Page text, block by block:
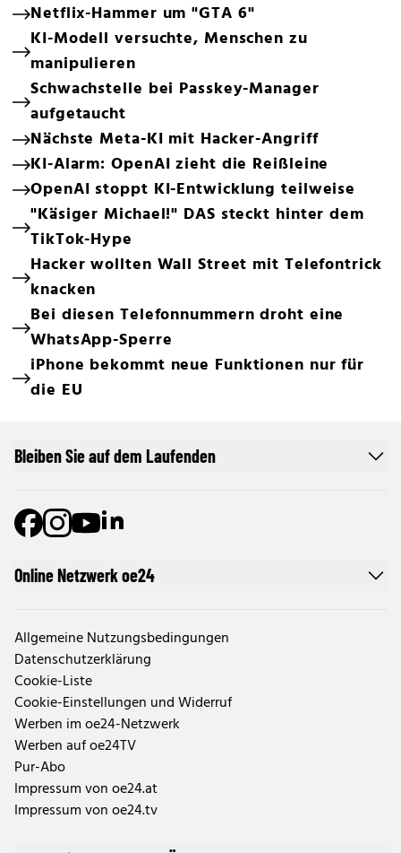
Netflix-Hammer um "GTA 6"
KI-Modell versuchte, Menschen zu
manipulieren
Schwachstelle bei Passkey-Manager
aufgetaucht
Nächste Meta-KI mit Hacker-Angriff
KI-Alarm: OpenAI zieht die Reißleine
OpenAI stoppt KI-Entwicklung teilweise
"Käsiger Michael!" DAS steckt hinter dem
TikTok-Hype
Hacker wollten Wall Street mit Telefontrick
knacken
Bei diesen Telefonnummern droht eine
WhatsApp-Sperre
iPhone bekommt neue Funktionen nur für
die EU
Online Netzwerk oe24
Allgemeine Nutzungsbedingungen
Datenschutzerklärung
Cookie-Liste
Cookie-Einstellungen und Widerruf
Werben im oe24-Netzwerk
Werben auf oe24TV
Pur-Abo
Impressum von oe24.at
Impressum von oe24.tv
Bleiben Sie auf dem Laufenden